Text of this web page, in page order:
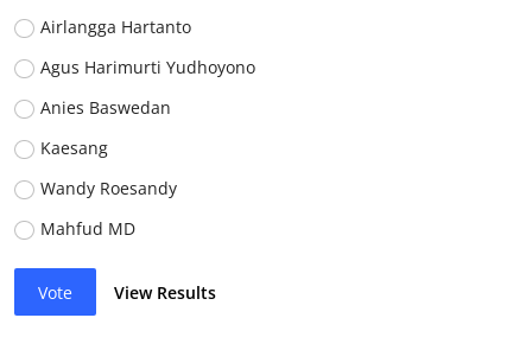
Airlangga Hartanto
Agus Harimurti Yudhoyono
Anies Baswedan
Kaesang
Wandy Roesandy
Mahfud MD
Vote View Results